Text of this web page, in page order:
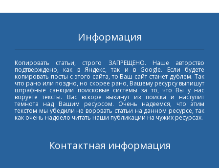
Информация
Копировать статьи, строго ЗАПРЕЩЕНО. Наше авторство
подтверждено, как в Яндекс, так и в Google. Если будете
копировать посты с этого сайта, то Ваш сайт станет дублем. Так
что рано или поздно, но скорее рано, Вашему ресурсу выпишут
штрафные санкции поисковые системы за то, что Вы у нас
воруете тексты. Вас вскоре выкинут из поиска и наступит
темнота над Вашим ресурсом. Очень надеемся, что этим
текстом мы убедили не воровать статьи на данном ресурсе, так
как очень надоело читать наши публикации на чужих ресурсах.
Контактная информация